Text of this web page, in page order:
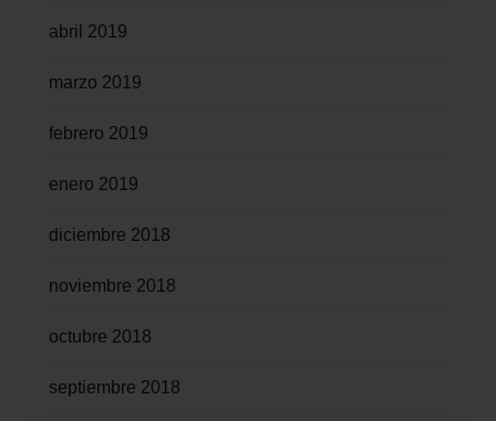
abril 2019
marzo 2019
febrero 2019
enero 2019
diciembre 2018
noviembre 2018
octubre 2018
septiembre 2018